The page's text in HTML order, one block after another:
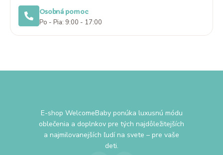
Osobná pomoc
Po - Pia: 9:00 - 17:00
E-shop WelcomeBaby ponúka luxusnú módu
oblečenia a doplnkov pre tých najdôležitejších
a najmilovanejších ľudí na svete – pre vaše
deti.